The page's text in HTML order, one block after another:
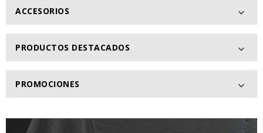
ACCESORIOS 
PRODUCTOS DESTACADOS 
PROMOCIONES 